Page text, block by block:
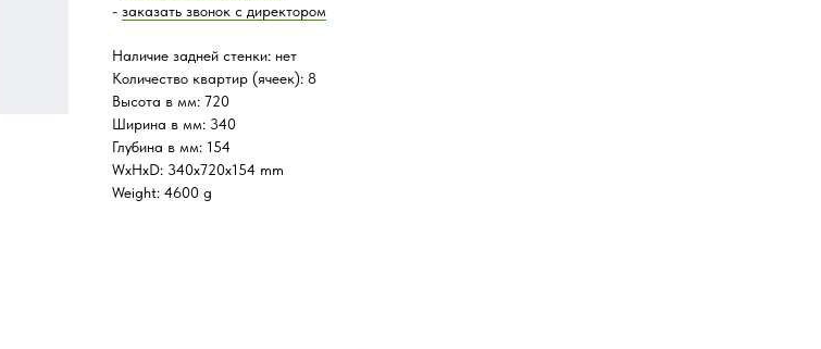
- заказать звонок с директором
Наличие задней стенки: нет
Количество квартир (ячеек): 8
Высота в мм: 720
Ширина в мм: 340
Глубина в мм: 154
WxHxD: 340x720x154 mm
Weight: 4600 g